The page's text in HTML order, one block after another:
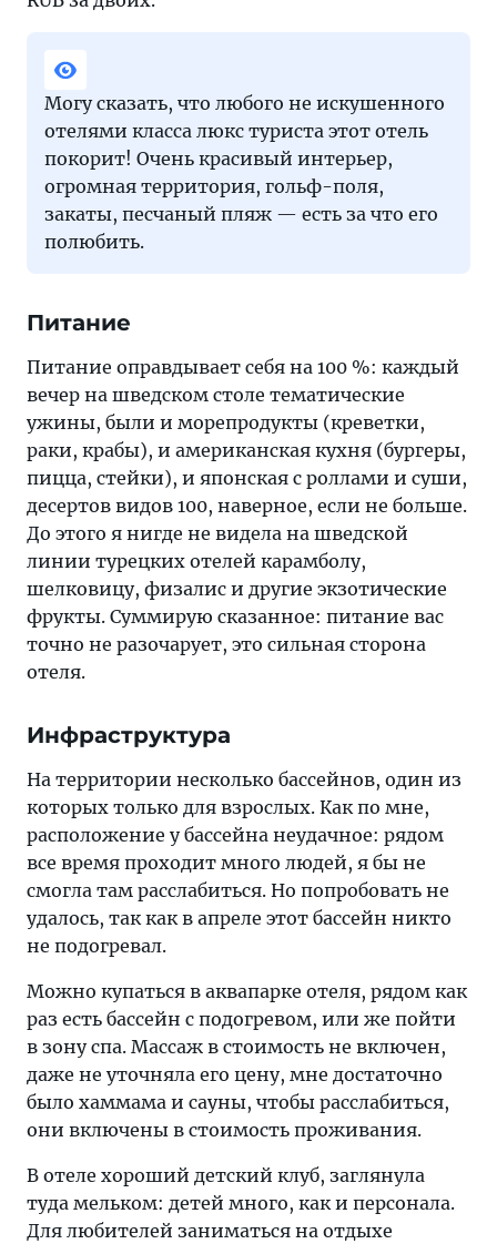
Могу сказать, что любого не искушенного
отелями класса люкс туриста этот отель
покорит! Очень красивый интерьер,
огромная территория, гольф-поля,
закаты, песчаный пляж — есть за что его
полюбить.
Питание
Питание оправдывает себя на 100 %: каждый
вечер на шведском столе тематические
ужины, были и морепродукты (креветки,
раки, крабы), и американская кухня (бургеры,
пицца, стейки), и японская с роллами и суши,
десертов видов 100, наверное, если не больше.
До этого я нигде не видела на шведской
линии турецких отелей карамболу,
шелковицу, физалис и другие экзотические
фрукты. Суммирую сказанное: питание вас
точно не разочарует, это сильная сторона
отеля.
Инфраструктура
На территории несколько бассейнов, один из
которых только для взрослых. Как по мне,
расположение у бассейна неудачное: рядом
все время проходит много людей, я бы не
смогла там расслабиться. Но попробовать не
удалось, так как в апреле этот бассейн никто
не подогревал.
Можно купаться в аквапарке отеля, рядом как
раз есть бассейн с подогревом, или же пойти
в зону спа. Массаж в стоимость не включен,
даже не уточняла его цену, мне достаточно
было хаммама и сауны, чтобы расслабиться,
они включены в стоимость проживания.
В отеле хороший детский клуб, заглянула
туда мельком: детей много, как и персонала.
Для любителей заниматься на отдыхе